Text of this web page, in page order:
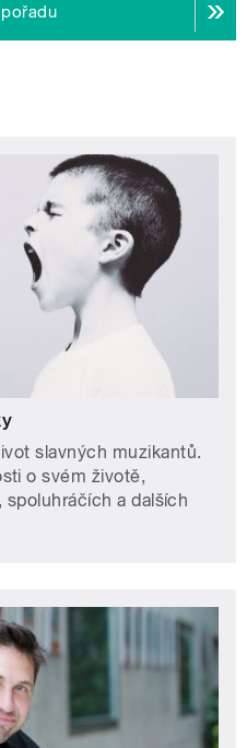
slavných muzikantů.
o svém životě,
spoluhráčích a dalších